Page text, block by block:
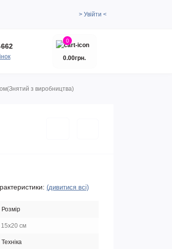
> Увійти <
0
0.00грн.
з виробництва)
(дивитися всі)
Розмір
15x20 см
Техніка